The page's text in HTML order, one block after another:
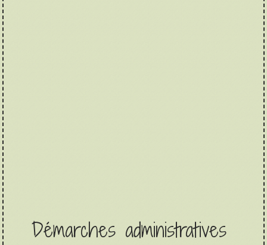
Démarches administratives